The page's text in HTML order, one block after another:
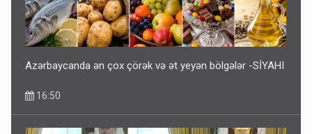
Azərbaycanda ən çox çörək və ət yeyən bölgələr -SİYAHI
16:50